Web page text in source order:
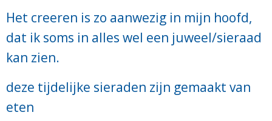
Het creeren is zo aanwezig in mijn hoofd,
dat ik soms in alles wel een juweel/sieraad
kan zien.
deze tijdelijke sieraden zijn gemaakt van
eten